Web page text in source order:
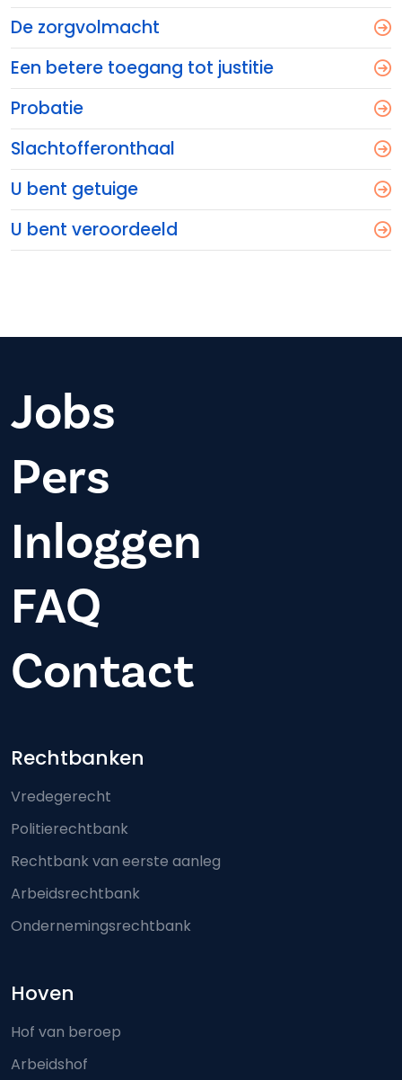
De zorgvolmacht
Een betere toegang tot justitie
Probatie
Slachtofferonthaal
U bent getuige
U bent veroordeeld
Jobs
Pers
Inloggen
FAQ
Contact
Footer-menu
Rechtbanken
Vredegerecht
Politierechtbank
Rechtbank van eerste aanleg
Arbeidsrechtbank
Ondernemingsrechtbank
Hoven
Hof van beroep
Arbeidshof